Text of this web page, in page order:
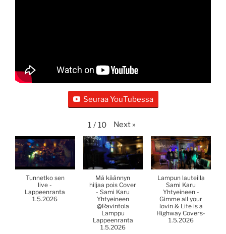
Seuraa YouTubessa
1 / 10 Next »
Tunnetko sen
live -
Lappeenranta
1.5.2026
Mä käännyn
hiljaa pois Cover
- Sami Karu
Yhtyeineen
@Ravintola
Lamppu
Lappeenranta
1.5.2026
Lampun lauteilla
Sami Karu
Yhtyeineen -
Gimme all your
lovin & Life is a
Highway Covers-
1.5.2026